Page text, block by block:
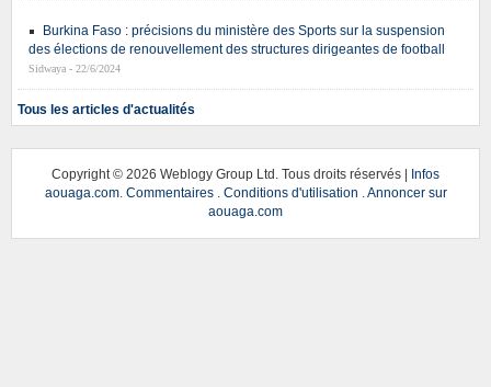
Burkina Faso : précisions du ministère des Sports sur la suspension
des élections de renouvellement des structures dirigeantes de football
Sidwaya - 22/6/2024
Tous les articles d'actualités
Copyright © 2026 Weblogy Group Ltd. Tous droits réservés |
Infos
aouaga.com. Commentaires. Conditions d'utilisation .Annoncer sur
aouaga.com